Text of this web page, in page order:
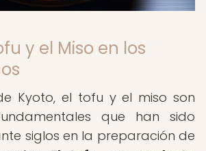
y el Miso en los
Kyoto, el tofu y el miso son
que han sido
siglos en la preparación de